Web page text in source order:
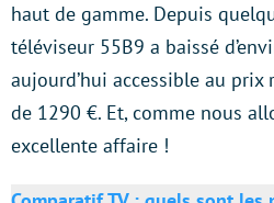
haut de gamme. Depuis
téléviseur 55B9 a baissé
aujourd’hui accessible au
de 1290 €. Et, comme nous
excellente affaire !